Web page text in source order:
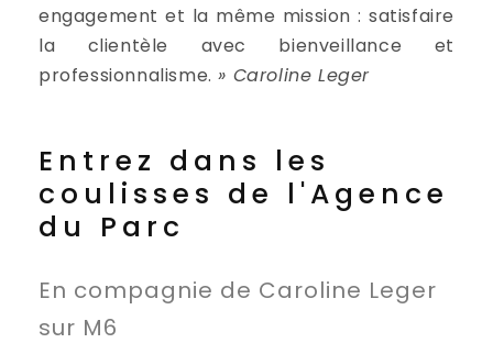
engagement et la même mission : satisfaire
la clientèle avec bienveillance et
professionnalisme. » Caroline Leger
Entrez dans les
coulisses de l'Agence
du Parc
En compagnie de Caroline Leger
sur M6